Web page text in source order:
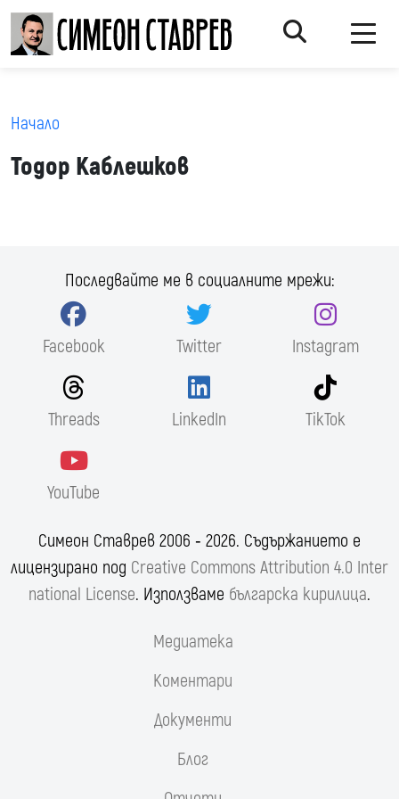
Начало
Тодор Каблешков
Последвайте ме в социалните мрежи:
Facebook Twitter Instagram
Threads LinkedIn TikTok
YouTube
Симеон Ставрев 2006 ‐ 2026. Съдържанието е
лицензирано под Creative Commons Attribution 4.0 Inter
national License. Използваме българска кирилица.
Медиатека
Коментари
Документи
Блог